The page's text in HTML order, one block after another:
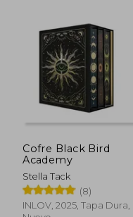
45%
dcto.
Cofre Black Bird
Academy
Stella Tack
(8)
INLOV, 2025, Tapa Dura,